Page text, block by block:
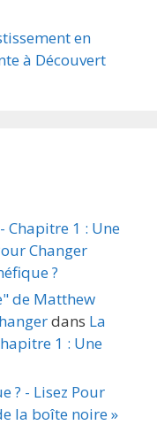
en
à Découvert
Chapitre 1 : Une
Changer
?
de Matthew
dans La
1 : Une
? - Lisez Pour
la boîte noire »